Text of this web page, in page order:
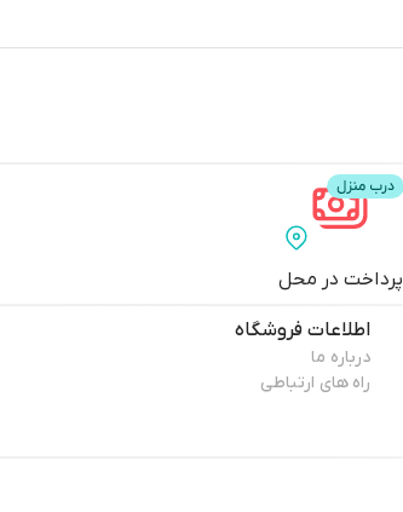
پرداخت در محل
اطلاعات فروشگاه
درباره ما
راه های ارتباطی